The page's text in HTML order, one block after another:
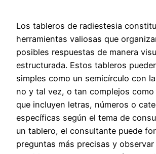
Los tableros de radiestesia
herramientas valiosas que
posibles respuestas de manera
estructurada. Estos tableros
simples como un semicírculo con
no y tal vez, o tan complejos como
que incluyen letras, números o
específicas según el tema de
un tablero, el consultante puede
preguntas más precisas y